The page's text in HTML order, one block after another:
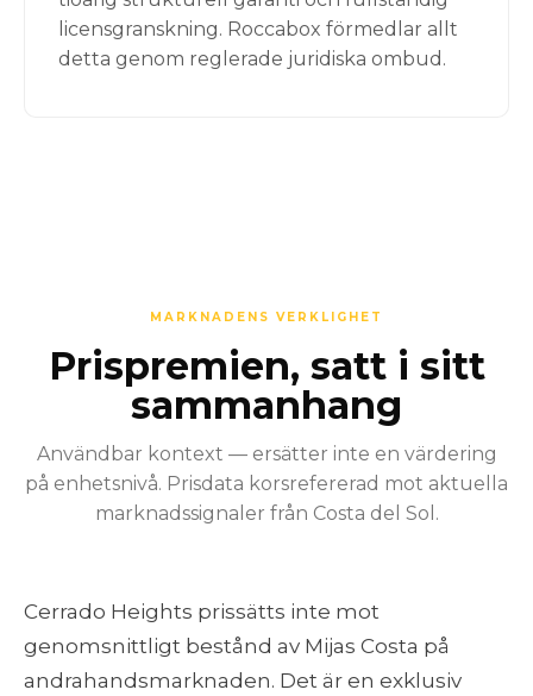
licensgranskning. Roccabox förmedlar allt
detta genom reglerade juridiska ombud.
MARKNADENS VERKLIGHET
Prispremien, satt i sitt
sammanhang
Användbar kontext — ersätter inte en värdering
på enhetsnivå. Prisdata korsrefererad mot aktuella
marknadssignaler från Costa del Sol.
Cerrado Heights prissätts inte mot
genomsnittligt bestånd av Mijas Costa på
andrahandsmarknaden. Det är en exklusiv